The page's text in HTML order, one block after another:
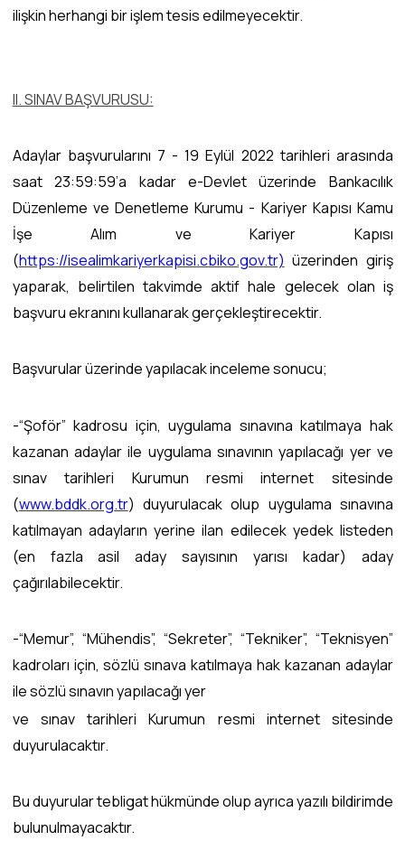
ilişkin herhangi bir işlem tesis edilmeyecektir.
II. SINAV BAŞVURUSU:
Adaylar başvurularını 7 - 19 Eylül 2022 tarihleri arasında
saat 23:59:59’a kadar e-Devlet üzerinde Bankacılık
Düzenleme ve Denetleme Kurumu - Kariyer Kapısı Kamu
İşe Alım ve Kariyer Kapısı
(https://isealimkariyerkapisi.cbiko.gov.tr) üzerinden giriş
yaparak, belirtilen takvimde aktif hale gelecek olan iş
başvuru ekranını kullanarak gerçekleştirecektir.
Başvurular üzerinde yapılacak inceleme sonucu;
-“Şoför” kadrosu için, uygulama sınavına katılmaya hak
kazanan adaylar ile uygulama sınavının yapılacağı yer ve
sınav tarihleri Kurumun resmi internet sitesinde
(www.bddk.org.tr) duyurulacak olup uygulama sınavına
katılmayan adayların yerine ilan edilecek yedek listeden
(en fazla asil aday sayısının yarısı kadar) aday
çağırılabilecektir.
-“Memur”, “Mühendis”, “Sekreter”, “Tekniker”, “Teknisyen”
kadroları için, sözlü sınava katılmaya hak kazanan adaylar
ile sözlü sınavın yapılacağı yer
ve sınav tarihleri Kurumun resmi internet sitesinde
duyurulacaktır.
Bu duyurular tebligat hükmünde olup ayrıca yazılı bildirimde
bulunulmayacaktır.